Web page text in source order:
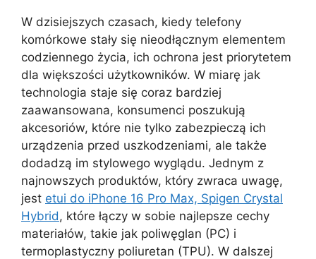
W dzisiejszych czasach, kiedy telefony
komórkowe stały się nieodłącznym elementem
codziennego życia, ich ochrona jest priorytetem
dla większości użytkowników. W miarę jak
technologia staje się coraz bardziej
zaawansowana, konsumenci poszukują
akcesoriów, które nie tylko zabezpieczą ich
urządzenia przed uszkodzeniami, ale także
dodadzą im stylowego wyglądu. Jednym z
najnowszych produktów, który zwraca uwagę,
jest etui do iPhone 16 Pro Max, Spigen Crystal
Hybrid, które łączy w sobie najlepsze cechy
materiałów, takie jak poliwęglan (PC) i
termoplastyczny poliuretan (TPU). W dalszej